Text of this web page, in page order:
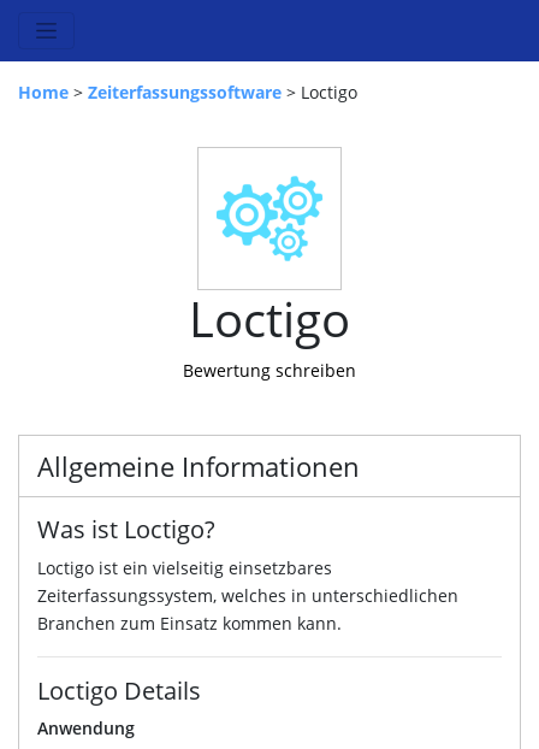
Home > Zeiterfassungssoftware > Loctigo
Loctigo
Bewertung schreiben
Allgemeine Informationen
Was ist Loctigo?
Loctigo ist ein vielseitig einsetzbares
Zeiterfassungssystem, welches in unterschiedlichen
Branchen zum Einsatz kommen kann.
Loctigo Details
Anwendung